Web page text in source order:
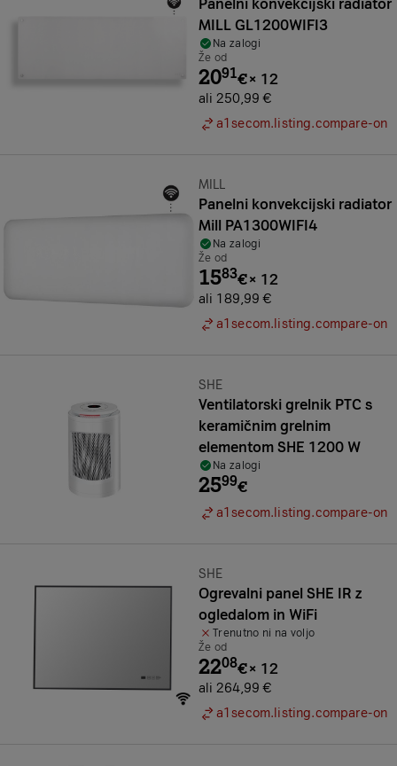
Panelni konvekcijski radiator
MILL GL1200WIFI3
Na zalogi
Že od
2091€× 12
ali 250,99 €
a1secom.listing.compare-on
Znamka:
MILL
Panelni konvekcijski radiator
Mill PA1300WIFI4
Na zalogi
Že od
1583€× 12
ali 189,99 €
a1secom.listing.compare-on
Znamka:
SHE
Ventilatorski grelnik PTC s
keramičnim grelnim
elementom SHE 1200 W
Na zalogi
2599€
a1secom.listing.compare-on
Znamka:
SHE
Ogrevalni panel SHE IR z
ogledalom in WiFi
Trenutno ni na voljo
Že od
2208€× 12
ali 264,99 €
a1secom.listing.compare-on